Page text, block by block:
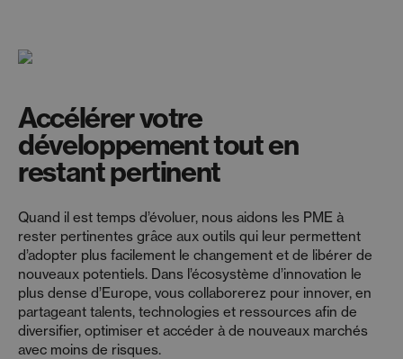
Accélérer votre
développement tout en
restant pertinent
Quand il est temps d’évoluer, nous aidons les PME à
rester pertinentes grâce aux outils qui leur permettent
d’adopter plus facilement le changement et de libérer de
nouveaux potentiels. Dans l’écosystème d’innovation le
plus dense d’Europe, vous collaborerez pour innover, en
partageant talents, technologies et ressources afin de
diversifier, optimiser et accéder à de nouveaux marchés
avec moins de risques.